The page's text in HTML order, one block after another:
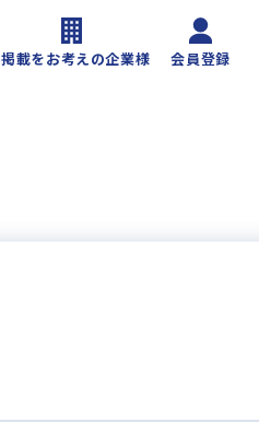
掲載をお考えの企業様 会員登録